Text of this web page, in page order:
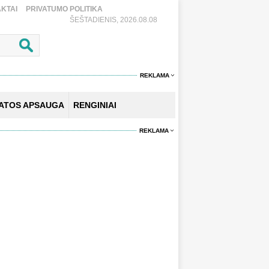
PRIVATUMO POLITIKA
ŠEŠTADIENIS, 2026.08.08
REKLAMA
APSAUGA RENGINIAI
REKLAMA